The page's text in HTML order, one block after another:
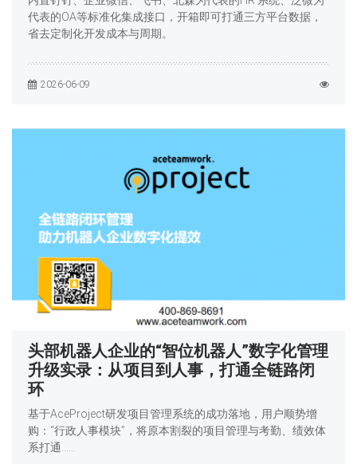
代表的OA等标准化集成接口，开箱即可打通三方平台数据，
省去定制化开发成本与周期。
2026-06-09
头部机器人企业的“智位机器人”数字化管理
升级实录：从项目到人事，打通全链路闭
环
基于AceProject研发项目管理系统的成功落地，用户顺势增
购：“行政人事模块”，将原本割裂的项目管理与考勤、绩效体
系打通……